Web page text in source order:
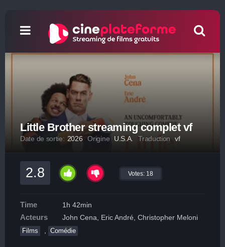
Little Brother streaming complet vf
Date de sortie: 2026 Origine U.S.A. Traduction vf
2.8 Votes: 18
Time 1h 42min
Acteurs John Cena, Eric André, Christopher Meloni
Films Comédie